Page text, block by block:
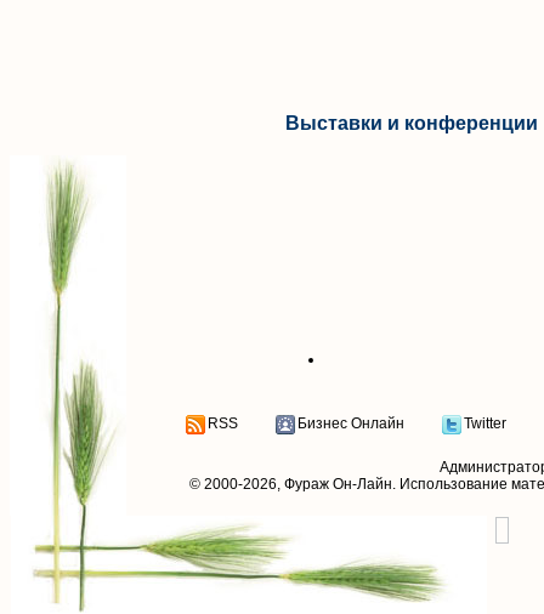
Выставки и конференции
RSS Бизнес Онлайн Twitter
© 2000-2026, Фураж Он-Лайн. Использование